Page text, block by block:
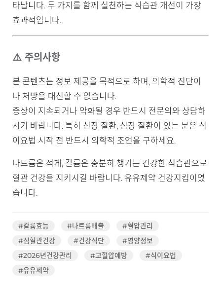
타납니다. 두 가지를 함께 실천하는 식습관 개선이 가장
효과적입니다.
⚠️ 주의사항
본 콘텐츠는 정보 제공을 목적으로 하며, 의학적 진단이
나 처방을 대신할 수 없습니다.
증상이 지속되거나 악화될 경우 반드시 전문의와 상담하
시기 바랍니다. 특히 신장 질환, 심장 질환이 있는 분은 식
이요법 시작 전 반드시 의학적 조언을 구하세요.
나트륨은 적게, 칼륨은 충분히 챙기는 건강한 식습관으로
혈관 건강을 지키시길 바랍니다. 유유제약 건강지킴이였
습니다.
#칼륨효능 #나트륨배출
#혈압관리
#심혈관건강
#건강식단
#영양정보
#2026년건강관리
#고혈압예방
#식이요법
#유유제약